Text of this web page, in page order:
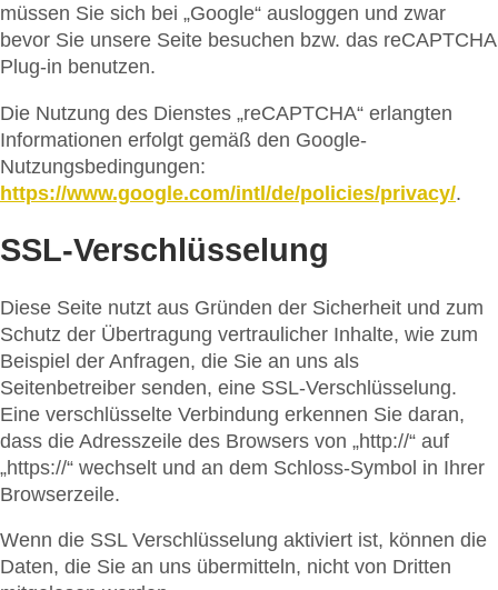
müssen Sie sich bei „Google“ ausloggen und zwar
bevor Sie unsere Seite besuchen bzw. das reCAPTCHA
Plug-in benutzen.
Die Nutzung des Dienstes „reCAPTCHA“ erlangten
Informationen erfolgt gemäß den Google-
Nutzungsbedingungen:
https://www.google.com/intl/de/policies/privacy/.
SSL-Verschlüsselung
Diese Seite nutzt aus Gründen der Sicherheit und zum
Schutz der Übertragung vertraulicher Inhalte, wie zum
Beispiel der Anfragen, die Sie an uns als
Seitenbetreiber senden, eine SSL-Verschlüsselung.
Eine verschlüsselte Verbindung erkennen Sie daran,
dass die Adresszeile des Browsers von „http://“ auf
„https://“ wechselt und an dem Schloss-Symbol in Ihrer
Browserzeile.
Wenn die SSL Verschlüsselung aktiviert ist, können die
Daten, die Sie an uns übermitteln, nicht von Dritten